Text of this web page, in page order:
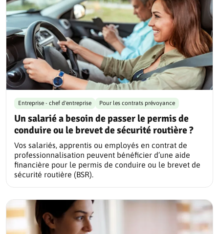
Un salarié a besoin de passer le permis de
conduire ou le brevet de sécurité routière ?
Entreprise - chef d'entreprise Pour les contrats prévoyance
Vos salariés, apprentis ou employés en contrat de
professionnalisation peuvent bénéficier d’une aide
financière pour le permis de conduire ou le brevet de
sécurité routière (BSR).